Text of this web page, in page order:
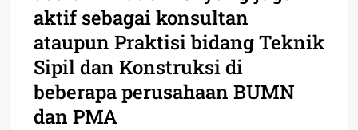
aktif sebagai konsultan
ataupun Praktisi bidang Teknik
Sipil dan Konstruksi di
beberapa perusahaan BUMN
dan PMA